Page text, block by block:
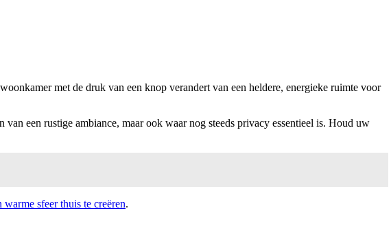
met de druk van een knop verandert van een heldere, energieke ruimte voor
een rustige ambiance, maar ook waar nog steeds privacy essentieel is. Houd uw
sfeer thuis te creëren.